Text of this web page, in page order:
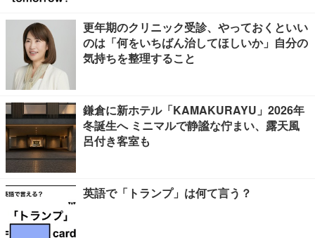
更年期のクリニック受診、やっておくといい
のは「何をいちばん治してほしいか」自分の
気持ちを整理すること
鎌倉に新ホテル「KAMAKURAYU」2026年
冬誕生へ ミニマルで静謐な佇まい、露天風
呂付き客室も
英語で「トランプ」は何て言う？